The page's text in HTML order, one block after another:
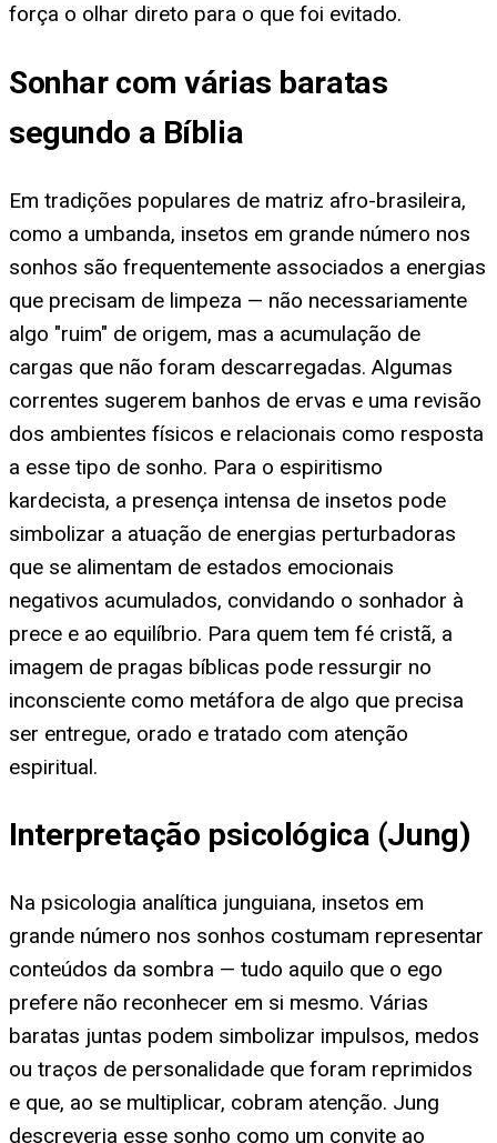
força o olhar direto para o que foi evitado.
Sonhar com várias baratas
segundo a Bíblia
Em tradições populares de matriz afro-brasileira,
como a umbanda, insetos em grande número nos
sonhos são frequentemente associados a energias
que precisam de limpeza — não necessariamente
algo "ruim" de origem, mas a acumulação de
cargas que não foram descarregadas. Algumas
correntes sugerem banhos de ervas e uma revisão
dos ambientes físicos e relacionais como resposta
a esse tipo de sonho. Para o espiritismo
kardecista, a presença intensa de insetos pode
simbolizar a atuação de energias perturbadoras
que se alimentam de estados emocionais
negativos acumulados, convidando o sonhador à
prece e ao equilíbrio. Para quem tem fé cristã, a
imagem de pragas bíblicas pode ressurgir no
inconsciente como metáfora de algo que precisa
ser entregue, orado e tratado com atenção
espiritual.
Interpretação psicológica (Jung)
Na psicologia analítica junguiana, insetos em
grande número nos sonhos costumam representar
conteúdos da sombra — tudo aquilo que o ego
prefere não reconhecer em si mesmo. Várias
baratas juntas podem simbolizar impulsos, medos
ou traços de personalidade que foram reprimidos
e que, ao se multiplicar, cobram atenção. Jung
descreveria esse sonho como um convite ao